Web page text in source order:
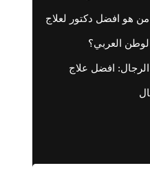
هو افضل دكتور لعلاج
العربي؟
افضل علاج